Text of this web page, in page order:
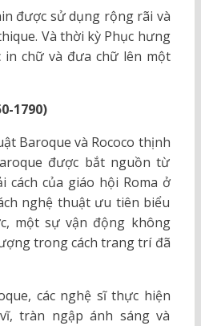
được sử dụng rộng rãi và
Và thời kỳ Phục hưng
in chữ và đưa chữ lên một
1790)
Baroque và Rococo thịnh
được bắt nguồn từ
cách của giáo hội Roma ở
nghệ thuật ưu tiên biểu
một sự vận động không
trong cách trang trí đã
các nghệ sĩ thực hiện
tràn ngập ánh sáng và